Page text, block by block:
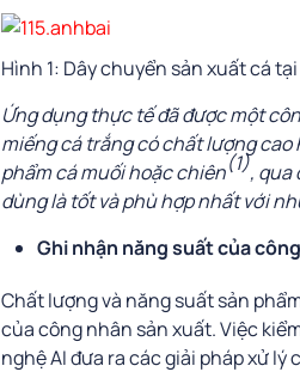
Hình 1: Dây chuyển sản xuất cá tại
Ứng dụng thực tế đã được một
miếng cá trắng có chất lượng
phẩm cá muối hoặc chiên(1), qua
dùng là tốt và phù hợp nhất với
Ghi nhận năng suất của
Chất lượng và năng suất sản
của công nhân sản xuất. Việc
nghệ AI đưa ra các giải pháp xử